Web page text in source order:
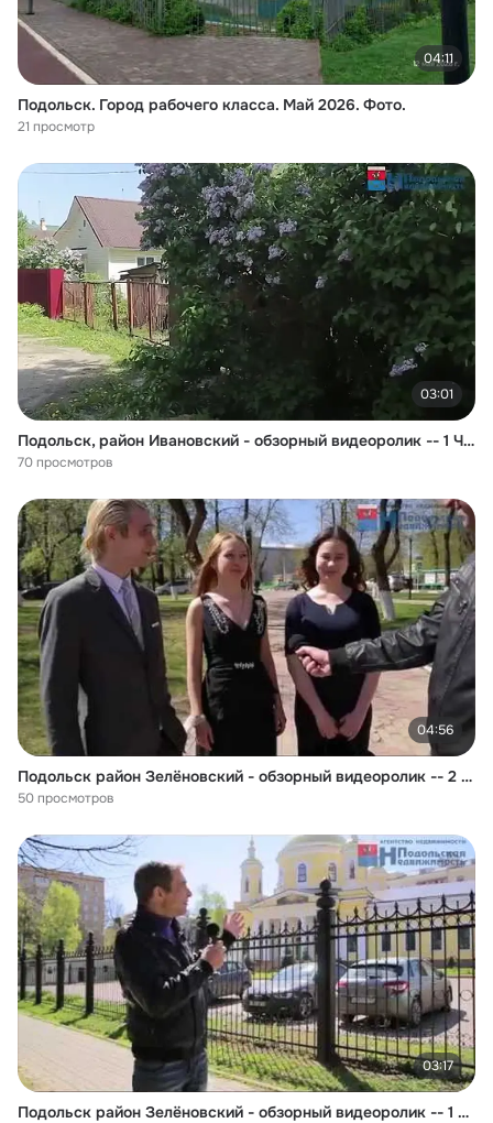
04:11
Подольск. Город рабочего класса. Май 2026. Фото.
21 просмотр
03:01
Подольск, район Ивановский - обзорный видеоролик -- 1 ЧАСТЬ
70 просмотров
04:56
Подольск район Зелёновский - обзорный видеоролик -- 2 ЧАСТЬ
50 просмотров
03:17
Подольск район Зелёновский - обзорный видеоролик -- 1 ЧАСТЬ